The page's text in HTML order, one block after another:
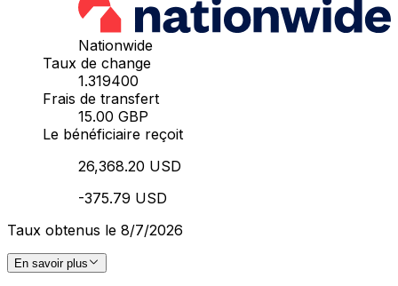
Nationwide
Taux de change
1.319400
Frais de transfert
15.00 GBP
Le bénéficiaire reçoit
26,368.20 USD
-375.79 USD
Taux obtenus le 8/7/2026
En savoir plus